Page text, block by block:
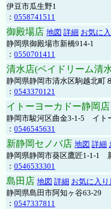
伊豆市瓜生野1
： 0558741511
御殿場店 地図 詳細 お気に
静岡県御殿場市新橋914-1
： 0550701411
清水店(ベイドリーム清
静岡県静岡市清水区駒越北町
： 0543370121
イトーヨーカドー静岡店
静岡市駿河区曲金3-1-5 イト
： 0546545631
新静岡セノバ店 地図 詳細
静岡県静岡市葵区鷹匠1-1-1
： 0546533301
島田店 地図 詳細 お気に入
静岡県島田市阿知ヶ谷63-29
： 0547337811